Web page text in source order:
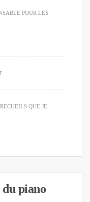
POUR LES
QUE JE
piano